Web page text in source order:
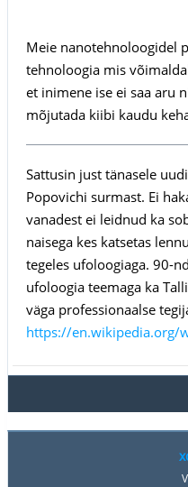
Meie nanotehnoloogidel
tehnoloogia mis
et inimene ise ei saa aru
mõjutada kiibi kaudu
Sattusin just tänasele
Popovichi surmast. Ei
vanadest ei leidnud ka
naisega kes katsetas
tegeles ufoloogiaga. 90-
ufoloogia teemaga ka
väga professionaalse
https://en.wikipedia.org/